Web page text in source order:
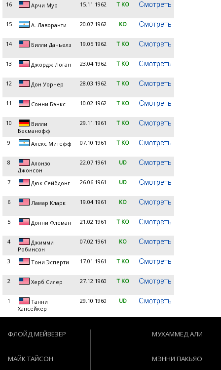
16 Арчи Мур 15.11.1962 T KO
15 А. Лаворанти 20.07.1962 KO
14 Билли Даньелз 19.05.1962 T KO
13 Джордж Логан 23.04.1962 T KO
12 Дон Уорнер 28.03.1962 T KO
11 Сонни Бэнкс 10.02.1962 T KO
10
Вилли
Бесманофф
29.11.1961 T KO
9 Алекс Митефф 07.10.1961 T KO
8
Алонзо
Джонсон
22.07.1961 UD
7 Дюк Сейбдонг 26.06.1961 UD
6 Ламар Кларк 19.04.1961 KO
5 Донни Флеман 21.02.1961 T KO
4
Джимми
Робинсон
07.02.1961 KO
3 Тони Эсперти 17.01.1961 T KO
2 Херб Силер 27.12.1960 T KO
1
Танни
Хансейкер
29.10.1960 UD
ФЛОЙД МЕЙВЕЗЕР
МАЙК ТАЙСОН
МУХАММЕД АЛИ
МЭННИ ПАКЬЯО